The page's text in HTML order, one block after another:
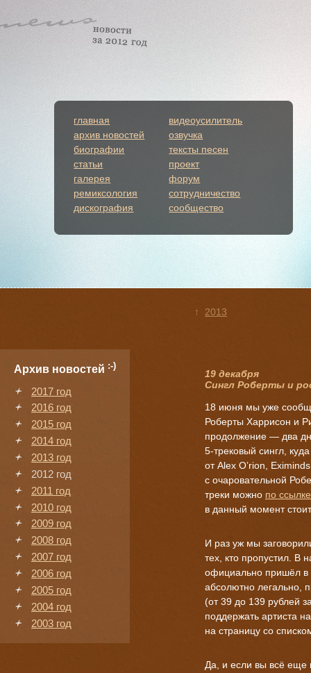
главная
архив новостей
биографии
статьи
галерея
ремиксология
дискография
видеоусилитель
озвучка
тексты песен
проект
форум
сотрудничество
сообщество
Архив новостей :-)
2017 год
2016 год
2015 год
2014 год
2013 год
2012 год
2011 год
2010 год
2009 год
2008 год
2007 год
2006 год
2005 год
2004 год
2003 год
↑ 2013
19 декабря
Сингл Роберты и
18 июня мы уже
Роберты Харрисон и
продолжение — два
5-трековый сингл,
от Alex O’rion,
с очаровательной
треки можно по ссылке
в данный момент
И раз уж мы
тех, кто пропустил. В
официально пришёл в
абсолютно легально,
(от 39 до 139 рублей
поддержать артиста
на страницу со
Да, и если вы всё еще